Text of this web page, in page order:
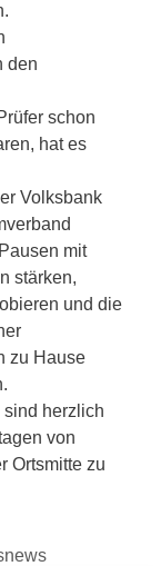
den
schon
hat es
Volksbank
mit
stärken,
und die
zu Hause
herzlich
von
Ortsmitte zu